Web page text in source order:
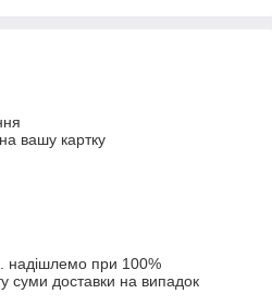
вашу картку
надішлемо при 100%
суми доставки на випадок